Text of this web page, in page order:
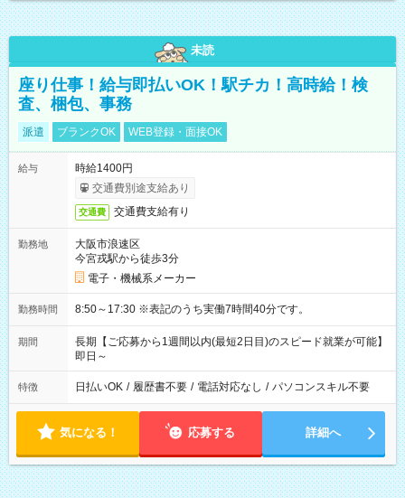
未読
座り仕事！給与即払いOK！駅チカ！高時給！検
査、梱包、事務
派遣 ブランクOK WEB登録・面接OK
給与
時給1400円
交通費別途支給あり
交通費 交通費支給有り
勤務地
大阪市浪速区
今宮戎駅から徒歩3分
電子・機械系メーカー
勤務時間 8:50～17:30 ※表記のうち実働7時間40分です。
期間
長期【ご応募から1週間以内(最短2日目)のスピード就業が可能】
即日～
特徴 日払いOK / 履歴書不要 / 電話対応なし / パソコンスキル不要
気になる！ 応募する 詳細へ